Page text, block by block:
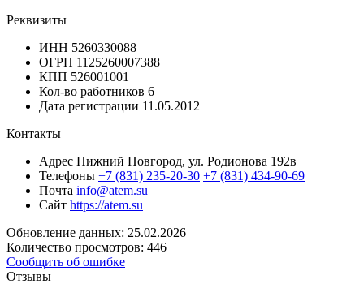
Реквизиты
ИНН 5260330088
ОГРН 1125260007388
КПП 526001001
Кол-во работников 6
Дата регистрации 11.05.2012
Контакты
Адрес Нижний Новгород, ул. Родионова 192в
Телефоны +7 (831) 235-20-30 +7 (831) 434-90-69
Почта info@atem.su
Сайт https://atem.su
Обновление данных: 25.02.2026
Количество просмотров: 446
Сообщить об ошибке
Отзывы